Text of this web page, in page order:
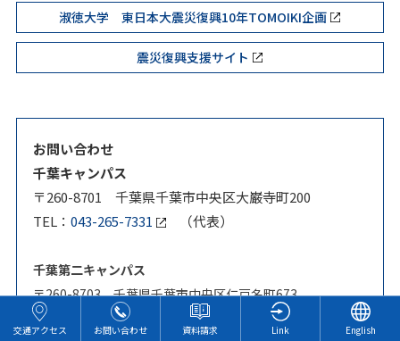
淑徳大学 東日本大震災復興10年TOMOIKI企画
震災復興支援サイト
お問い合わせ
千葉キャンパス
〒260-8701 千葉県千葉市中央区大巌寺町200
TEL： 043-265-7331 （代表）
千葉第二キャンパス
〒260-8703 千葉県千葉市中央区仁戸名町673
TEL：
043-305-1881 （代表）
交通アクセス お問い合わせ 資料請求 Link English